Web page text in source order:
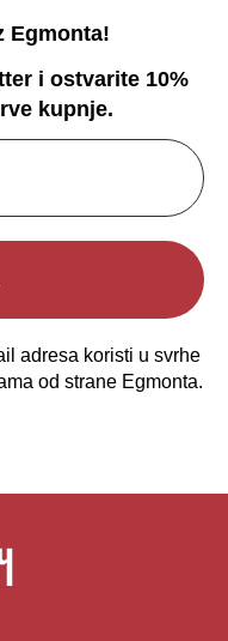
Egmonta!
i ostvarite 10%
kupnje.
adresa koristi u svrhe
od strane Egmonta.